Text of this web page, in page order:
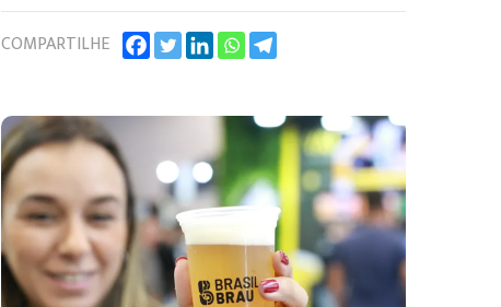
COMPARTILHE